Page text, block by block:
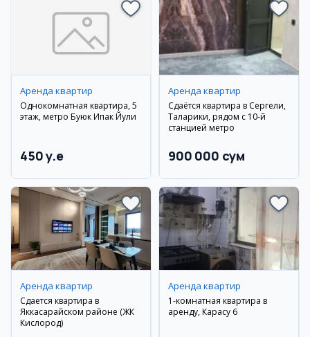
Аренда квартир
Однокомнатная квартира, 5
этаж, метро Буюк Ипак Йули
450 y.e
Аренда квартир
Сдаётся квартира в Сергели,
Таларики, рядом с 10-й
станцией метро
900 000 сум
Аренда квартир
Сдается квартира в
Яккасарайском районе (ЖК
Кислород)
Аренда квартир
1-комнатная квартира в
аренду, Карасу 6